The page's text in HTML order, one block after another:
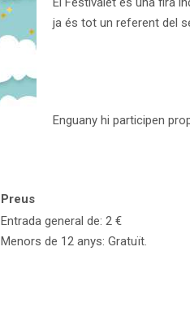
ja és tot un referent del
Enguany hi participen
Preus
Entrada general de: 2 €
Menors de 12 anys: Gratuït.